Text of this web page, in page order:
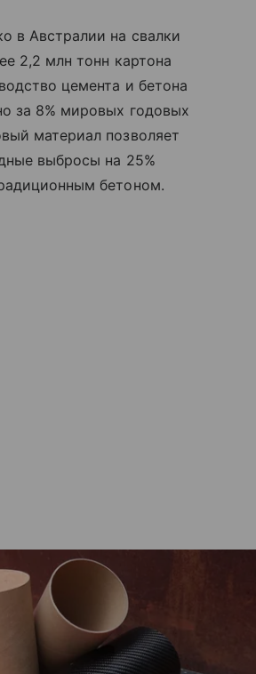
в Австралии на свалки
2,2 млн тонн картона
цемента и бетона
за 8% мировых годовых
материал позволяет
выбросы на 25%
бетоном.